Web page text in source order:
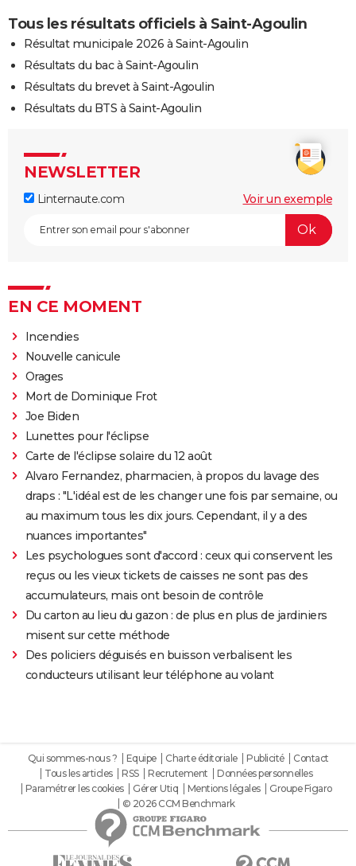
Tous les résultats officiels à Saint-Agoulin
Résultat municipale 2026 à Saint-Agoulin
Résultats du bac à Saint-Agoulin
Résultats du brevet à Saint-Agoulin
Résultats du BTS à Saint-Agoulin
NEWSLETTER
Linternaute.com Voir un exemple
EN CE MOMENT
Incendies
Nouvelle canicule
Orages
Mort de Dominique Frot
Joe Biden
Lunettes pour l'éclipse
Carte de l'éclipse solaire du 12 août
Alvaro Fernandez, pharmacien, à propos du lavage des
draps : "L'idéal est de les changer une fois par semaine, ou
au maximum tous les dix jours. Cependant, il y a des
nuances importantes"
Les psychologues sont d'accord : ceux qui conservent les
reçus ou les vieux tickets de caisses ne sont pas des
accumulateurs, mais ont besoin de contrôle
Du carton au lieu du gazon : de plus en plus de jardiniers
misent sur cette méthode
Des policiers déguisés en buisson verbalisent les
conducteurs utilisant leur téléphone au volant
Qui sommes-nous ? Equipe Charte éditoriale Publicité
Contact
Tous les articles
RSS Recrutement
Données personnelles
Paramétrer les cookies
Gérer Utiq Mentions légales
Groupe Figaro
© 2026 CCM Benchmark